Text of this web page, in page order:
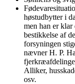
høstudbytter i
men han er klar
bestikkelse af
forsyningen
nævner H. P.
Alliker,
osv.